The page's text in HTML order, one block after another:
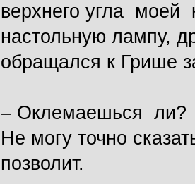
верхнего угла моей
настольную лампу,
обращался к Грише
– Оклемаешься
Не могу точно
позволит.